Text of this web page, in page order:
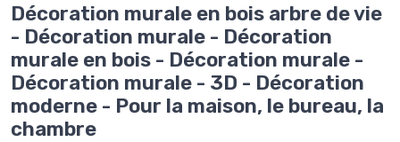
Décoration murale en bois arbre de vie
- Décoration murale - Décoration
murale en bois - Décoration murale -
Décoration murale - 3D - Décoration
moderne - Pour la maison, le bureau, la
chambre